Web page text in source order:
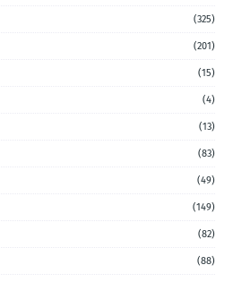
(325)
(201)
(15)
(4)
(13)
(83)
(49)
(149)
(82)
(88)